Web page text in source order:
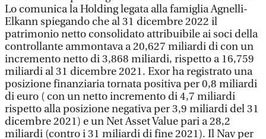
Lo comunica la Holding legata alla famiglia Agnelli-
Elkann spiegando che al 31 dicembre 2022 il
patrimonio netto consolidato attribuibile ai soci della
controllante ammontava a 20,627 miliardi di con un
incremento netto di 3,868 miliardi, rispetto a 16,759
miliardi al 31 dicembre 2021. Exor ha registrato una
posizione finanziaria tornata positiva per 0,8 miliardi
di euro ( con un netto incremento di 4,7 miliardi
rispetto alla posizione negativa per 3,9 miliardi del 31
dicembre 2021) e un Net Asset Value pari a 28,2
miliardi (contro i 31 miliardi di fine 2021). Il Nav per